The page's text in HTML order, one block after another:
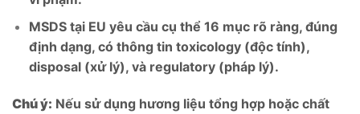
MSDS tại EU yêu cầu cụ thể 16 mục rõ ràng, đúng
định dạng, có thông tin toxicology (độc tính),
disposal (xử lý), và regulatory (pháp lý).
Chú ý: Nếu sử dụng hương liệu tổng hợp hoặc chất